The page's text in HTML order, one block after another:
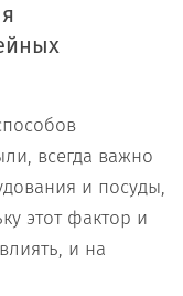
всегда важно
и посуды,
этот фактор и
и на